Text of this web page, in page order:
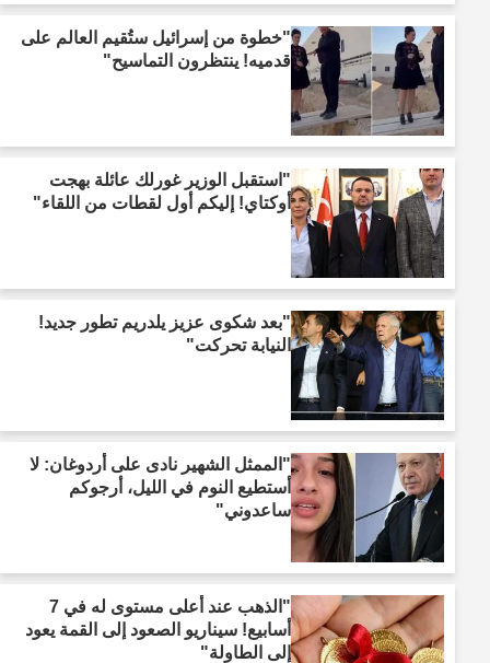
"خطوة من إسرائيل ستُقيم العالم على
قدميه! ينتظرون التماسيح"
"استقبل الوزير غورلك عائلة بهجت
أوكتاي! إليكم أول لقطات من اللقاء"
"بعد شكوى عزيز يلدريم تطور جديد!
النيابة تحركت"
"الممثل الشهير نادى على أردوغان: لا
أستطيع النوم في الليل، أرجوكم
ساعدوني"
"الذهب عند أعلى مستوى له في 7
أسابيع! سيناريو الصعود إلى القمة يعود
إلى الطاولة"